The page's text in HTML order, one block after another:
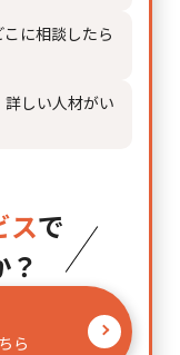
に相談したら
詳しい人材がい
スで
ら